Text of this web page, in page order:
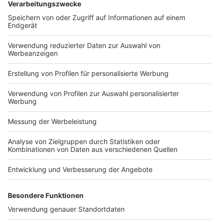
Strafgerichten mit Bild, Ton und automatisiertem
Transkript geschaffen sein.
für Videoverhandlungen und Online-Termine ein
bundeseinheitliche Videoportal der Justiz genutzt
werden.
neue Gesetze und Rechtsverordnungen digital
verkündet werden.
das Konzept für eine bundesweite Justiz-Cloud
stehen.
Mehrhier
Digitalisierung Gerichtsverhandlungen
KLagen
Digitalisierung (StB)